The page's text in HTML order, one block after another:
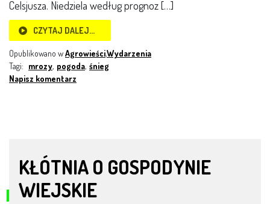
Celsjusza. Niedziela według prognoz […]
CZYTAJ DALEJ…
Opublikowano wAgrowieści,Wydarzenia
Tagi: mrozy, pogoda, śnieg
Napisz komentarz
KŁÓTNIA O GOSPODYNIE
WIEJSKIE